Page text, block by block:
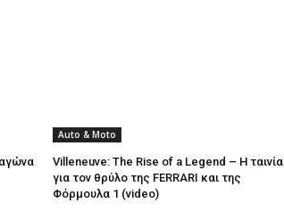
Auto & Moto
Villeneuve: The Rise of a Legend – Η ταινία
για τον θρύλο της FERRARI και της
Φόρμουλα 1 (video)